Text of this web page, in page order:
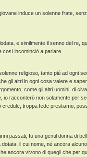
induce un solenne frate,
e similmente il senno del re,
cosí incominciò a parlare.
religioso, tanto piú ad ogni
gli altri in ogni cosa valere e
come gli altri uomini, di
io racconterò non solamente per
credule, troppa fede prestiamo,
passati, fu una gentil donna di
il cui nome, né ancora
ancora vivono di quegli che per